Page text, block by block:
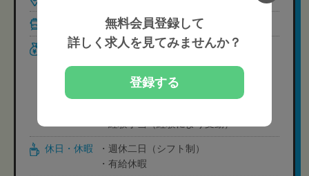
南霞町 徒歩1分
・総額月給23万円-30万円
・基本給 17万円
休日・休暇
・週休二日（シフト制）
・有給休暇
無料会員登録して
詳しく求人を見てみませんか？
登録する